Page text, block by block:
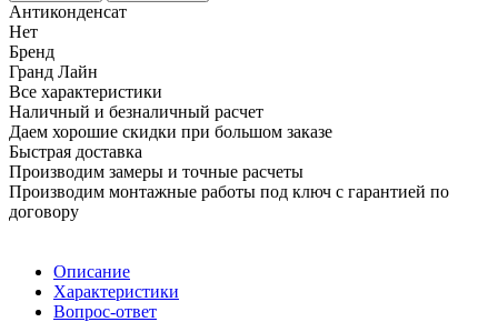
Антиконденсат
Нет
Бренд
Гранд Лайн
Все характеристики
Наличный и безналичный расчет
Даем хорошие скидки при большом заказе
Быстрая доставка
Производим замеры и точные расчеты
Производим монтажные работы под ключ с гарантией по
договору
Описание
Характеристики
Вопрос-ответ